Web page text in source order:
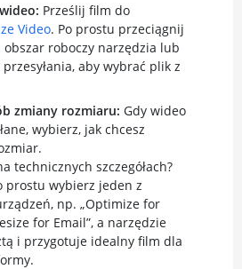
Prześlij film do
Video. Po prostu przeciągnij
roboczy narzędzia lub
aby wybrać plik z
zmiany rozmiaru: Gdy wideo
wybierz, jak chcesz
technicznych szczegółach?
prostu wybierz jeden z
np. „Optimize for
for Email”, a narzędzie
i przygotuje idealny film dla